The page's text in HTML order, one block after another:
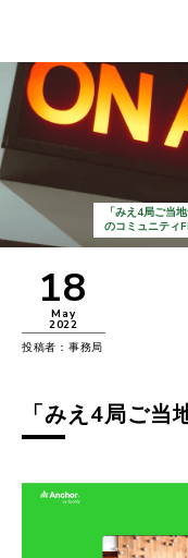
「みえ4局ご当
のコミュニティ
18
May
2022
投稿者：事務局
「みえ4局ご当